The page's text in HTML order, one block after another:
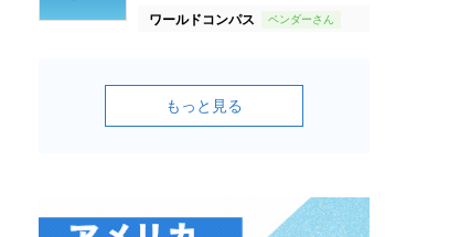
ワールドコンパス
もっと見る